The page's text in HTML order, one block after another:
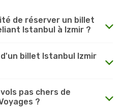
de réserver un billet
Istanbul à Izmir ?
billet Istanbul Izmir
pas chers de
?